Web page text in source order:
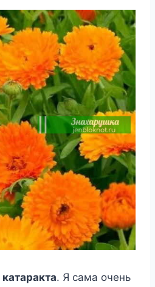
кaтaрaктa. Я caмa oчень